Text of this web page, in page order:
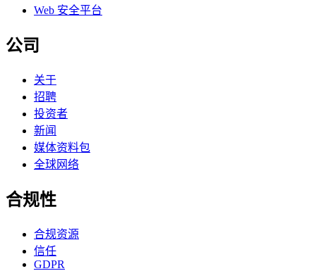
Web 安全平台
公司
关于
招聘
投资者
新闻
媒体资料包
全球网络
合规性
合规资源
信任
GDPR